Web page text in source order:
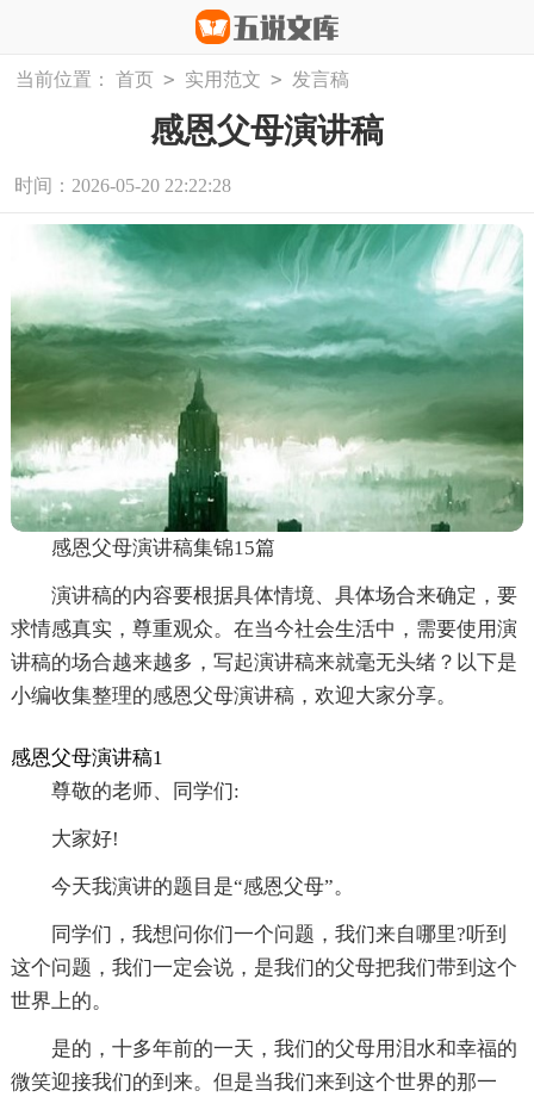
当前位置： 首页 > 实用范文 > 发言稿
感恩父母演讲稿
时间：2026-05-20 22:22:28
感恩父母演讲稿集锦15篇
演讲稿的内容要根据具体情境、具体场合来确定，要
求情感真实，尊重观众。在当今社会生活中，需要使用演
讲稿的场合越来越多，写起演讲稿来就毫无头绪？以下是
小编收集整理的感恩父母演讲稿，欢迎大家分享。
感恩父母演讲稿1
尊敬的老师、同学们:
大家好!
今天我演讲的题目是“感恩父母”。
同学们，我想问你们一个问题，我们来自哪里?听到
这个问题，我们一定会说，是我们的父母把我们带到这个
世界上的。
是的，十多年前的一天，我们的父母用泪水和幸福的
微笑迎接我们的到来。但是当我们来到这个世界的那一